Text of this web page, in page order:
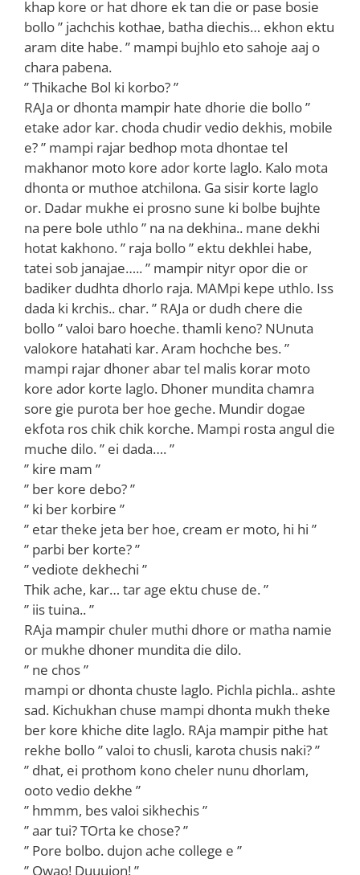
khap kore or hat dhore ek tan die or pase bosie
bollo ” jachchis kothae, batha diechis… ekhon ektu
aram dite habe. ” mampi bujhlo eto sahoje aaj o
chara pabena.
” Thikache Bol ki korbo? ”
RAJa or dhonta mampir hate dhorie die bollo ”
etake ador kar. choda chudir vedio dekhis, mobile
e? ” mampi rajar bedhop mota dhontae tel
makhanor moto kore ador korte laglo. Kalo mota
dhonta or muthoe atchilona. Ga sisir korte laglo
or. Dadar mukhe ei prosno sune ki bolbe bujhte
na pere bole uthlo ” na na dekhina.. mane dekhi
hotat kakhono. ” raja bollo ” ektu dekhlei habe,
tatei sob janajae….. ” mampir nityr opor die or
badiker dudhta dhorlo raja. MAMpi kepe uthlo. Iss
dada ki krchis.. char. ” RAJa or dudh chere die
bollo ” valoi baro hoeche. thamli keno? NUnuta
valokore hatahati kar. Aram hochche bes. ”
mampi rajar dhoner abar tel malis korar moto
kore ador korte laglo. Dhoner mundita chamra
sore gie purota ber hoe geche. Mundir dogae
ekfota ros chik chik korche. Mampi rosta angul die
muche dilo. ” ei dada…. ”
” kire mam ”
” ber kore debo? ”
” ki ber korbire ”
” etar theke jeta ber hoe, cream er moto, hi hi ”
” parbi ber korte? ”
” vediote dekhechi ”
Thik ache, kar… tar age ektu chuse de. ”
” iis tuina.. ”
RAja mampir chuler muthi dhore or matha namie
or mukhe dhoner mundita die dilo.
” ne chos ”
mampi or dhonta chuste laglo. Pichla pichla.. ashte
sad. Kichukhan chuse mampi dhonta mukh theke
ber kore khiche dite laglo. RAja mampir pithe hat
rekhe bollo ” valoi to chusli, karota chusis naki? ”
” dhat, ei prothom kono cheler nunu dhorlam,
ooto vedio dekhe ”
” hmmm, bes valoi sikhechis ”
” aar tui? TOrta ke chose? ”
” Pore bolbo. dujon ache college e ”
” Owao! Duuujon! ”